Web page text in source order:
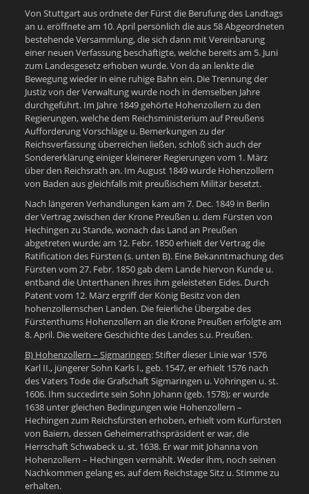
Von Stuttgart aus ordnete der Fürst die Berufung des Landtags
an u. eröffnete am 10. April persönlich die aus 58 Abgeordneten
bestehende Versammlung, die sich dann mit Vereinbarung
einer neuen Verfassung beschäftigte, welche bereits am 5. Juni
zum Landesgesetz erhoben wurde. Von da an lenkte die
Bewegung wieder in eine ruhige Bahn ein. Die Trennung der
Justiz von der Verwaltung wurde noch in demselben Jahre
durchgeführt. Im Jahre 1849 gehörte Hohenzollern zu den
Regierungen, welche dem Reichsministerium auf Preußens
Aufforderung Vorschläge u. Bemerkungen zu der
Reichsverfassung überreichen ließen, schloß sich auch der
Sondererklärung einiger kleinerer Regierungen vom 1. März
über den Reichsrath an. Im August 1849 wurde Hohenzollern
von Baden aus gleichfalls mit preußischem Militär besetzt.
Nach längeren Verhandlungen kam am 7. Dec. 1849 in Berlin
der Vertrag zwischen der Krone Preußen u. dem Fürsten von
Hechingen zu Stande, wonach das Land an Preußen
abgetreten wurde; am 12. Febr. 1850 erhielt der Vertrag die
Ratification des Fürsten (s. unten B). Eine Bekanntmachung des
Fürsten vom 27. Febr. 1850 gab dem Lande hiervon Kunde u.
entband die Unterthanen ihres ihm geleisteten Eides. Durch
Patent vom 12. März ergriff der König Besitz von den
hohenzollernschen Landen. Die feierliche Übergabe des
Fürstenthums Hohenzollern an die Krone Preußen erfolgte am
8. April. Die weitere Geschichte des Landes s.u. Preußen.
B) Hohenzollern – Sigmaringen: Stifter dieser Linie war 1576
Karl II., jüngerer Sohn Karls I., geb. 1547, er erhielt 1576 nach
des Vaters Tode die Grafschaft Sigmaringen u. Vöhringen u. st.
1606. Ihm succedirte sein Sohn Johann (geb. 1578); er wurde
1638 unter gleichen Bedingungen wie Hohenzollern –
Hechingen zum Reichsfürsten erhoben, erhielt vom Kurfürsten
von Baiern, dessen Geheimerrathspräsident er war, die
Herrschaft Schwabeck u. st. 1638. Er war mit Johanna von
Hohenzollern – Hechingen vermählt. Weder ihm, noch seinen
Nachkommen gelang es, auf dem Reichstage Sitz u. Stimme zu
erhalten.